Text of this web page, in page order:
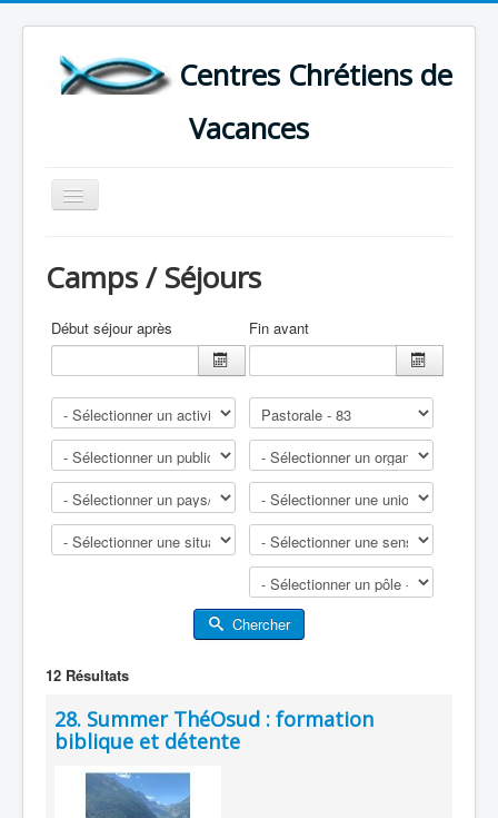
Centres Chrétiens de
Vacances
Basculer
la
CARTE DES CENTRES DE VACANCES .
LISTE DES SEJOURS DE VACANCES 2026
Camps / Séjours
Début séjour après Fin avant
Chercher
12 Résultats
28. Summer ThéOsud : formation
biblique et détente